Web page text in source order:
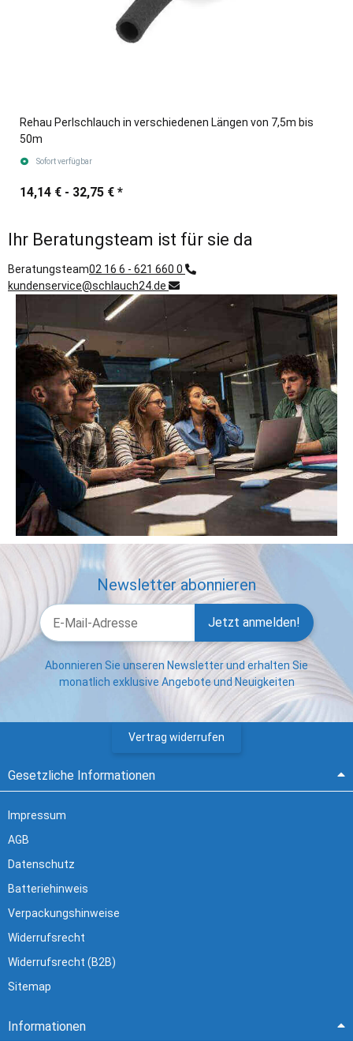
Rehau Perlschlauch in verschiedenen Längen von 7,5m bis
50m
Sofort verfügbar
14,14 € - 32,75 € *
Ihr Beratungsteam ist für sie da
Beratungsteam02 16 6 - 621 660 0
kundenservice@schlauch24.de
Newsletter abonnieren
Jetzt anmelden!
Abonnieren Sie unseren Newsletter und erhalten Sie
monatlich exklusive Angebote und Neuigkeiten
Vertrag widerrufen
Gesetzliche Informationen
Impressum
AGB
Datenschutz
Batteriehinweis
Verpackungshinweise
Widerrufsrecht
Widerrufsrecht (B2B)
Sitemap
Informationen